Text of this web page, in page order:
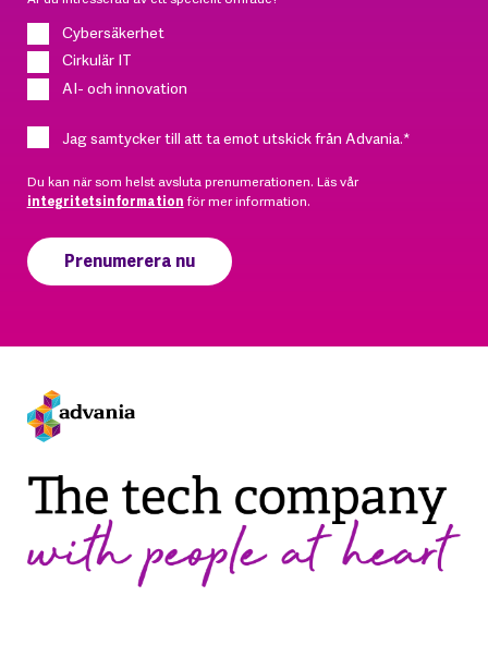
Cybersäkerhet
Cirkulär IT
AI- och innovation
Jag samtycker till att ta emot utskick från Advania.*
Du kan när som helst avsluta prenumerationen. Läs vår
integritetsinformation för mer information.